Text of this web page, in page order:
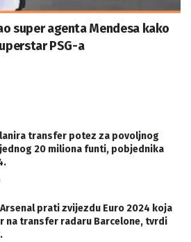
super agenta Mendesa kako
PSG-a
transfer potez za povoljnog
20 miliona funti, pobjednika
prati zvijezdu Euro 2024 koja
na transfer radaru Barcelone, tvrdi